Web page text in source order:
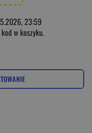
23:59
w koszyku.